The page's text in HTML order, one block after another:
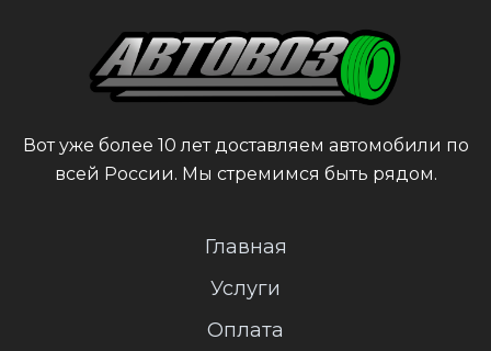
Вот уже более 10 лет доставляем автомобили по
всей России. Мы стремимся быть рядом.
Главная
Услуги
Оплата